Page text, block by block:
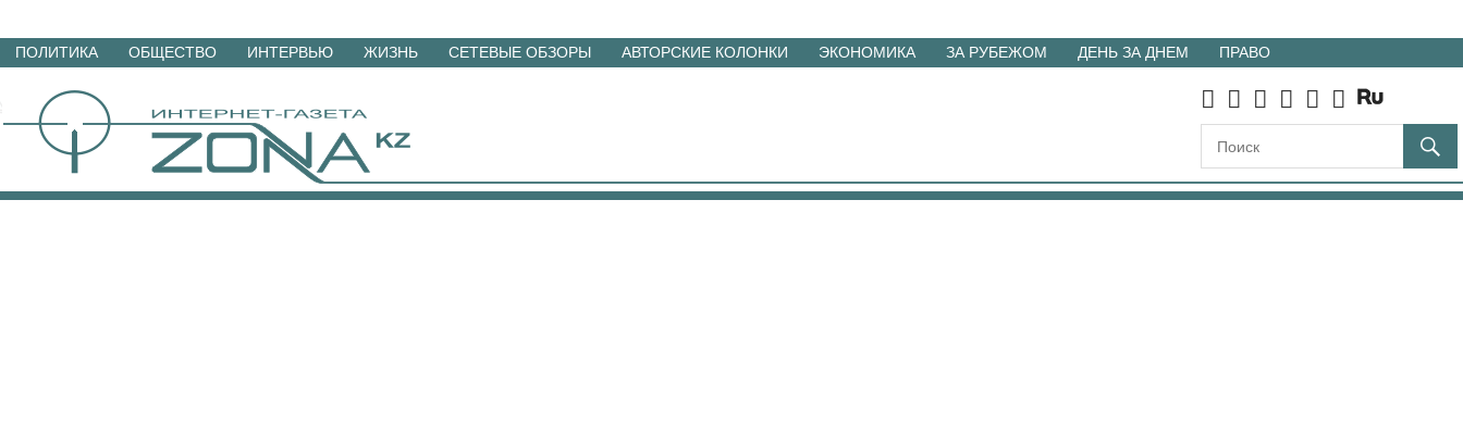
Перейти
материалам
ПОЛИТИКА ОБЩЕСТВО ИНТЕРВЬЮ ЖИЗНЬ СЕТЕВЫЕ ОБЗОРЫ АВТОРСКИЕ КОЛОНКИ ЭКОНОМИКА ЗА РУБЕЖОМ ДЕНЬ ЗА ДНЕМ ПРАВО